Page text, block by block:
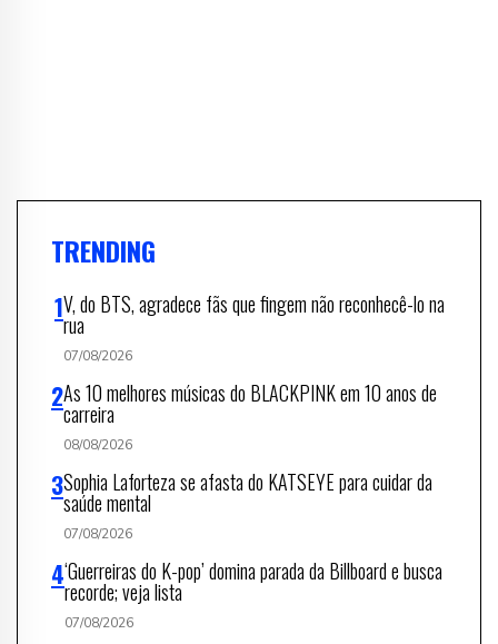
TRENDING
V, do BTS, agradece fãs que fingem não reconhecê-lo na
rua
07/08/2026
As 10 melhores músicas do BLACKPINK em 10 anos de
carreira
08/08/2026
Sophia Laforteza se afasta do KATSEYE para cuidar da
saúde mental
07/08/2026
‘Guerreiras do K-pop’ domina parada da Billboard e busca
recorde; veja lista
07/08/2026